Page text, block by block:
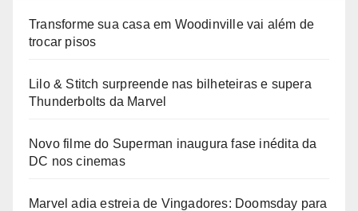
Transforme sua casa em Woodinville vai além de
trocar pisos
Lilo & Stitch surpreende nas bilheteiras e supera
Thunderbolts da Marvel
Novo filme do Superman inaugura fase inédita da
DC nos cinemas
Marvel adia estreia de Vingadores: Doomsday para